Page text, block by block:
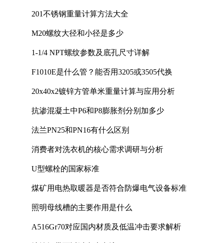
201不锈钢重量计算方法大全
M20螺纹大径和小径是多少
1-1/4 NPT螺纹参数及底孔尺寸详解
F1010E是什么管？能否用3205或3505代换
20x40x2镀锌方管单米重量计算与应用分析
抗渗混凝土中P6和P8膨胀剂分别加多少
法兰PN25和PN16有什么区别
消费者对洗衣机的核心需求调研与分析
U型螺栓的国家标准
煤矿用电热取暖器是否符合防爆电气设备标准
照明母线槽的主要作用是什么
A516Gr70对应国内材质及低温冲击要求解析